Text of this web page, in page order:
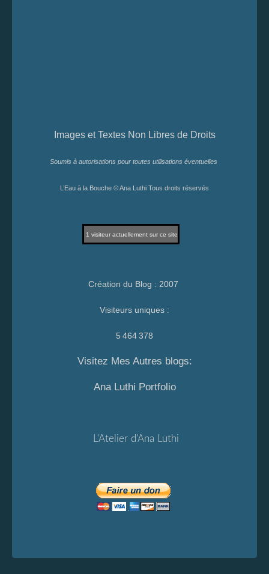
Images et Textes Non Libres de Droits
Soumis à autorisations pour toutes utilisations éventuelles
L’Eau à la Bouche © Ana Luthi Tous droits réservés
1 visiteur actuellement sur ce site
Création du Blog : 2007
Visiteurs uniques :
5 464 378
Visitez Mes Autres blogs:
Ana Luthi Portfolio
L'Atelier d'Ana Luthi